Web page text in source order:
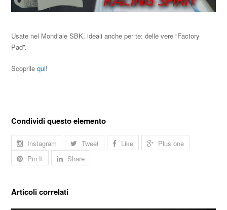
Usate nel Mondiale SBK, ideali anche per te: delle vere “Factory
Pad”.
Scoprilequi!
Condividi questo elemento
Instagram Tweet Like
Plus one
Pin It
Share
Articoli correlati